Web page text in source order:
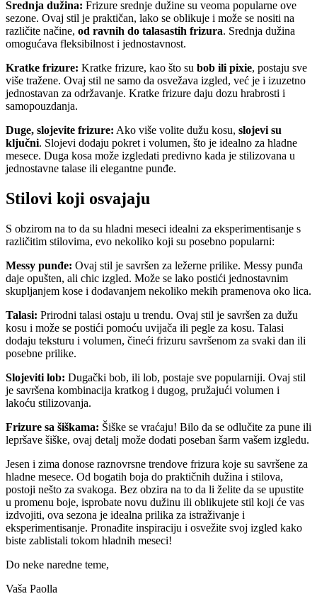
Srednja dužina: Frizure srednje dužine su veoma popularne ove
sezone. Ovaj stil je praktičan, lako se oblikuje i može se nositi na
različite načine, od ravnih do talasastih frizura. Srednja dužina
omogućava fleksibilnost i jednostavnost.
Kratke frizure: Kratke frizure, kao što su bob ili pixie, postaju sve
više tražene. Ovaj stil ne samo da osvežava izgled, već je i izuzetno
jednostavan za održavanje. Kratke frizure daju dozu hrabrosti i
samopouzdanja.
Duge, slojevite frizure: Ako više volite dužu kosu, slojevi su
ključni. Slojevi dodaju pokret i volumen, što je idealno za hladne
mesece. Duga kosa može izgledati predivno kada je stilizovana u
jednostavne talase ili elegantne punđe.
Stilovi koji osvajaju
S obzirom na to da su hladni meseci idealni za eksperimentisanje s
različitim stilovima, evo nekoliko koji su posebno popularni:
Messy punđe: Ovaj stil je savršen za ležerne prilike. Messy punđa
daje opušten, ali chic izgled. Može se lako postići jednostavnim
skupljanjem kose i dodavanjem nekoliko mekih pramenova oko lica.
Talasi: Prirodni talasi ostaju u trendu. Ovaj stil je savršen za dužu
kosu i može se postići pomoću uvijača ili pegle za kosu. Talasi
dodaju teksturu i volumen, čineći frizuru savršenom za svaki dan ili
posebne prilike.
Slojeviti lob: Dugački bob, ili lob, postaje sve popularniji. Ovaj stil
je savršena kombinacija kratkog i dugog, pružajući volumen i
lakoću stilizovanja.
Frizure sa šiškama: Šiške se vraćaju! Bilo da se odlučite za pune ili
lepršave šiške, ovaj detalj može dodati poseban šarm vašem izgledu.
Jesen i zima donose raznovrsne trendove frizura koje su savršene za
hladne mesece. Od bogatih boja do praktičnih dužina i stilova,
postoji nešto za svakoga. Bez obzira na to da li želite da se upustite
u promenu boje, isprobate novu dužinu ili oblikujete stil koji će vas
izdvojiti, ova sezona je idealna prilika za istraživanje i
eksperimentisanje. Pronađite inspiraciju i osvežite svoj izgled kako
biste zablistali tokom hladnih meseci!
Do neke naredne teme,
Vaša Paolla